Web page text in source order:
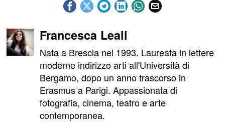
Francesca Leali
Nata a Brescia nel 1993. Laureata in lettere
moderne indirizzo arti all'Università di
Bergamo, dopo un anno trascorso in
Erasmus a Parigi. Appassionata di
fotografia, cinema, teatro e arte
contemporanea.